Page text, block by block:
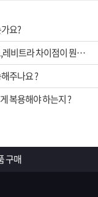
요?
비아그라,시알리스,레비트라 차이점이 뭔가요 ?
주나요 ?
복용해야 하는지 ?
구매